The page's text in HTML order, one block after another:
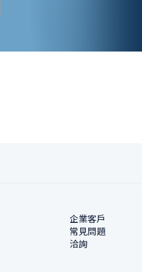
企業客戶
常見問題
洽詢